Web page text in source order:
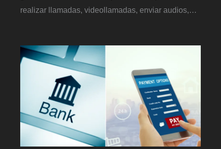
realizar llamadas, videollamadas, enviar audios,…